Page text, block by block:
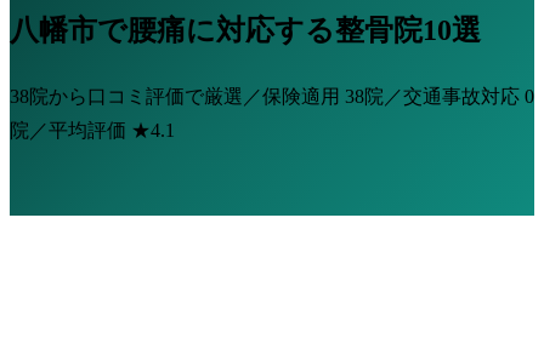
八幡市で腰痛に対応する整骨院10選
38院から口コミ評価で厳選／保険適用 38院 ／交通事故対応 0
院 ／平均評価 ★4.1